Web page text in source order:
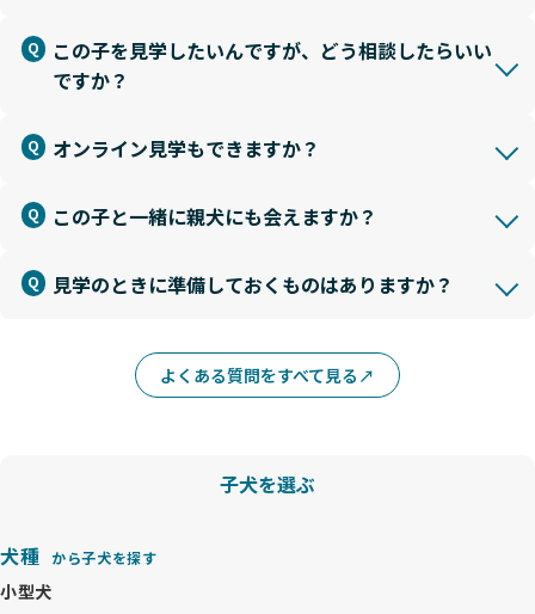
この子を見学したいんですが、どう相談したらいい
ですか？
オンライン見学もできますか？
この子と一緒に親犬にも会えますか？
見学のときに準備しておくものはありますか？
よくある質問をすべて見る
子犬を選ぶ
犬種 から子犬を探す
小型犬